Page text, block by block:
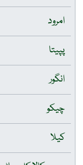
امرود
پپیتا
انگور
چیکو
کیلا